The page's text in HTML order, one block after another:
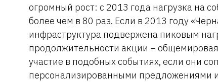
огромный рост: с 2013 года нагрузка на
более чем в 80 раз. Если в 2013 году
инфраструктура подвержена пиковым
продолжительности акции –
участие в подобных событиях, если они
персонализированными предложениями